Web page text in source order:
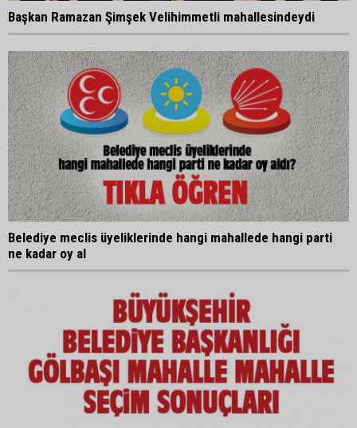
Başkan Ramazan Şimşek Velihimmetli mahallesindeydi
Belediye meclis üyeliklerinde hangi mahallede hangi parti
ne kadar oy al